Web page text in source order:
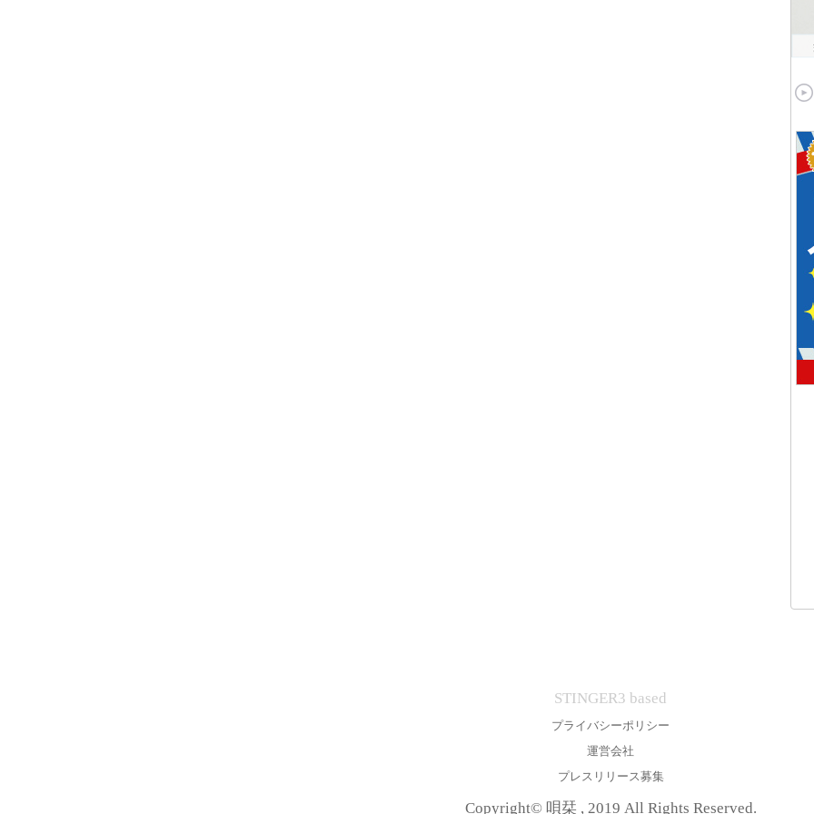
STINGER3 based
プライバシーポリシー
運営会社
プレスリリース募集
Copyright© 唄栞 , 2019 All Rights Reserved.